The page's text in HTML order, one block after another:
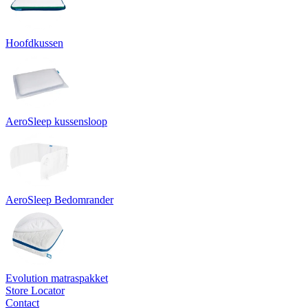
Hoofdkussen
AeroSleep kussensloop
AeroSleep Bedomrander
Evolution matraspakket
Store Locator
Contact